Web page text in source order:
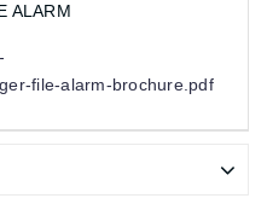
ALARM
file-alarm-brochure.pdf